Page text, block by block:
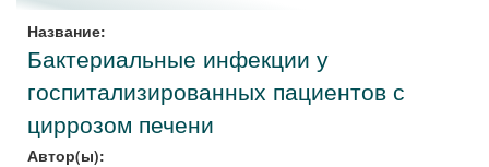
Название:
Бактериальные инфекции у
госпитализированных пациентов с
циррозом печени
Автор(ы):